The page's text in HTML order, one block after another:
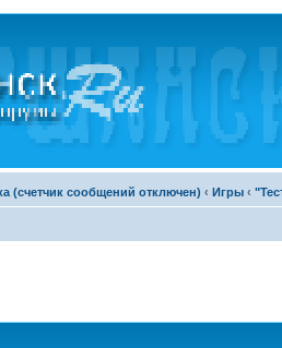
(счетчик сообщений отключен) ‹ Игры ‹